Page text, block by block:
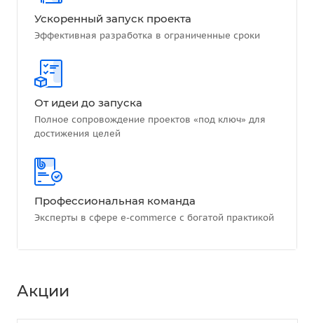
Ускоренный запуск проекта
Эффективная разработка в ограниченные сроки
От идеи до запуска
Полное сопровождение проектов «под ключ» для
достижения целей
Профессиональная команда
Эксперты в сфере e-commerce с богатой практикой
Акции